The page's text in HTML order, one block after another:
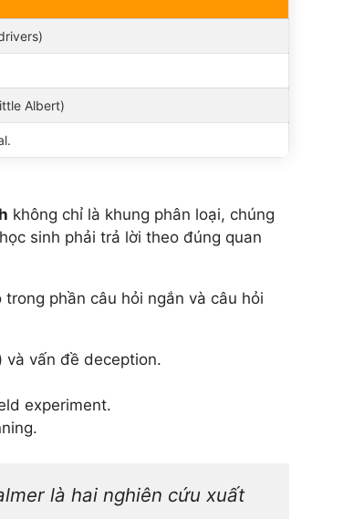
Albert)
không chỉ là khung phân loại, chúng
sinh phải trả lời theo đúng quan
phần câu hỏi ngắn và câu hỏi
vấn đề deception.
experiment.
là hai nghiên cứu xuất